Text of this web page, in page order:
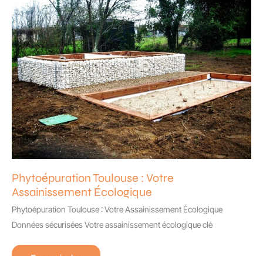
Phytoépuration Toulouse : Votre
Assainissement Écologique
Phytoépuration Toulouse : Votre Assainissement Écologique
Données sécurisées Votre assainissement écologique clé